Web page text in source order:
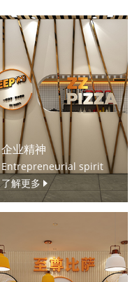
企业精神
Entrepreneurial spirit
了解更多